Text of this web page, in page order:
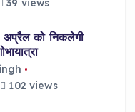
39 views
को निकलेगी
102 views